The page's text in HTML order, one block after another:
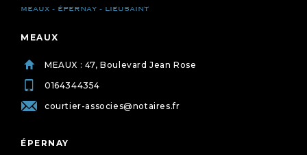
MEAUX - ÉPERNAY - LIEUSAINT
MEAUX
MEAUX : 47, Boulevard Jean Rose
0164344354
courtier-associes@notaires.fr
ÉPERNAY